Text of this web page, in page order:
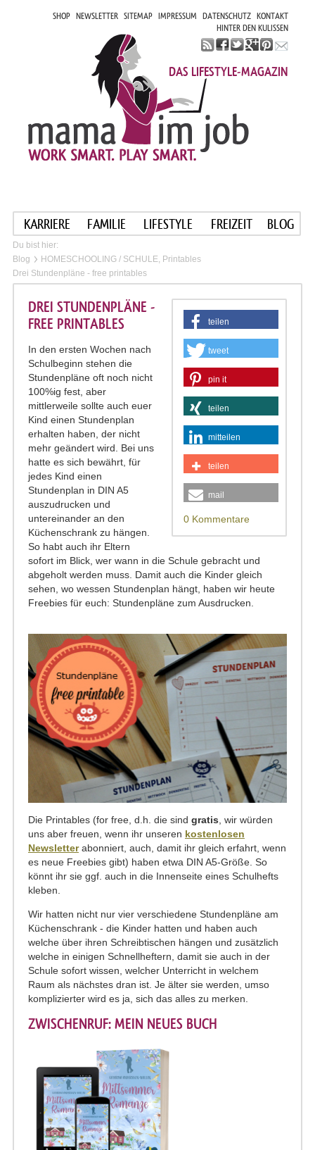
SHOP NEWSLETTER SITEMAP IMPRESSUM DATENSCHUTZ KONTAKT
HINTER DEN KULISSEN
DAS LIFESTYLE-MAGAZIN
KARRIERE FAMILIE LIFESTYLE FREIZEIT BLOG
Du bist hier:
Blog
HOMESCHOOLING / SCHULE, Printables
Drei Stundenpläne - free printables
teilen
tweet
pin it
teilen
mitteilen
teilen
mail
0 Kommentare
DREI STUNDENPLÄNE -
FREE PRINTABLES
In den ersten Wochen nach
Schulbeginn stehen die
Stundenpläne oft noch nicht
100%ig fest, aber
mittlerweile sollte auch euer
Kind einen Stundenplan
erhalten haben, der nicht
mehr geändert wird. Bei uns
hatte es sich bewährt, für
jedes Kind einen
Stundenplan in DIN A5
auszudrucken und
untereinander an den
Küchenschrank zu hängen.
So habt auch ihr Eltern
sofort im Blick, wer wann in die Schule gebracht und
abgeholt werden muss. Damit auch die Kinder gleich
sehen, wo wessen Stundenplan hängt, haben wir heute
Freebies für euch: Stundenpläne zum Ausdrucken.
Die Printables (for free, d.h. die sind gratis , wir würden
uns aber freuen, wenn ihr unseren kostenlosen
Newsletterabonniert, auch, damit ihr gleich erfahrt, wenn
es neue Freebies gibt) haben etwa DIN A5-Größe. So
könnt ihr sie ggf. auch in die Innenseite eines Schulhefts
kleben.
Wir hatten nicht nur vier verschiedene Stundenpläne am
Küchenschrank - die Kinder hatten und haben auch
welche über ihren Schreibtischen hängen und zusätzlich
welche in einigen Schnellheftern, damit sie auch in der
Schule sofort wissen, welcher Unterricht in welchem
Raum als nächstes dran ist. Je älter sie werden, umso
komplizierter wird es ja, sich das alles zu merken.
ZWISCHENRUF: MEIN NEUES BUCH